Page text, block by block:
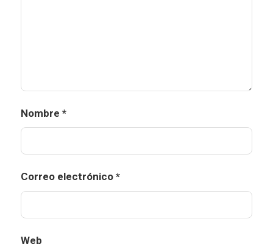
Nombre *
Correo electrónico *
Web